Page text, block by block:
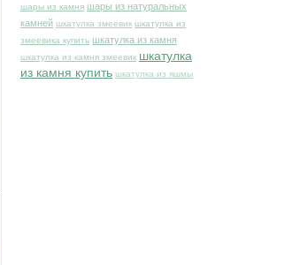
шары из камня шары из натуральных
камней шкатулка змеевик шкатулка из
змеевика купить шкатулка из камня
шкатулка из камня змеевик шкатулка
из камня купить шкатулка из яшмы